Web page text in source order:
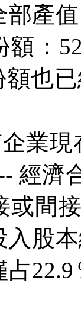
部產
：
也
業
經濟
或間
入股
占22.9